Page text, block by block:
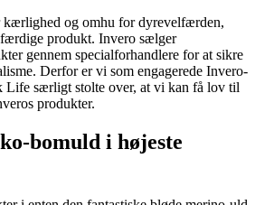
kærlighed og omhu for dyrevelfærden,
færdige produkt. Invero sælger
gennem specialforhandlere for at sikre
Derfor er vi som engagerede Invero-
Life særligt stolte over, at vi kan få lov til
produkter.
bomuld i højeste